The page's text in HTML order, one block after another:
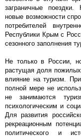
заграничные
новые возможности
потребителей
Республики Крым с
сезонного заполнения
Не только в России,
растущая доля
влияние на туризм.
полной мере не
не занимаются
психологическим и
Для развития
рекреационным
политического и